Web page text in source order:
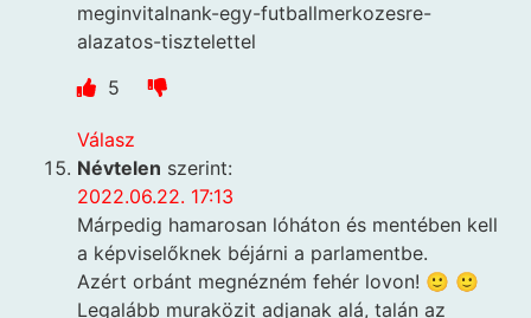
meginvitalnank-egy-futballmerkozesre-
alazatos-tisztelettel
5
Válasz
Névtelen szerint:
2022.06.22. 17:13
Márpedig hamarosan lóháton és mentében kell
a képviselőknek béjárni a parlamentbe.
Azért orbánt megnézném fehér lovon! 🙂 🙂
Legalább muraközit adjanak alá, talán az